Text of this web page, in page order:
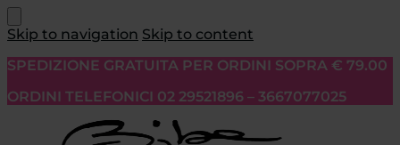
Skip to navigation Skip to content
SPEDIZIONE GRATUITA PER ORDINI SOPRA € 79.00
ORDINI TELEFONICI 02 29521896 – 3667077025